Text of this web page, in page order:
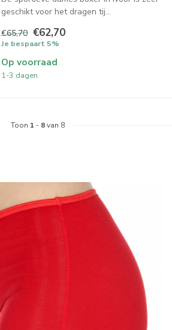
geschikt voor het dragen tij...
€65,70 €62,70
Je bespaart 5%
Op voorraad
1-3 dagen
Toon 1 - 8van 8